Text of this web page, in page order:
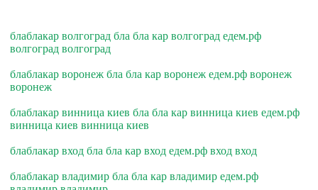
блаблакар волгоград бла бла кар волгоград едем.рф
волгоград волгоград
блаблакар воронеж бла бла кар воронеж едем.рф воронеж
воронеж
блаблакар винница киев бла бла кар винница киев едем.рф
винница киев винница киев
блаблакар вход бла бла кар вход едем.рф вход вход
блаблакар владимир бла бла кар владимир едем.рф